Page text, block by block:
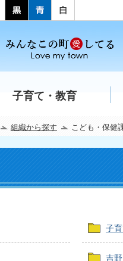
子育て・教育
組織から探す こども・保健
子
吉